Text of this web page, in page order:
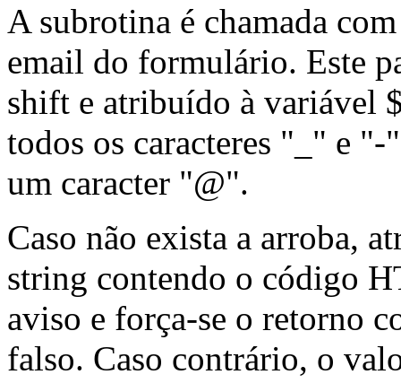
A subrotina é chamada
email do formulário. Este
shift e atribuído à variável
todos os caracteres "_" e
um caracter "@".
Caso não exista a arroba,
string contendo o código
aviso e força-se o retorno
falso. Caso contrário, o